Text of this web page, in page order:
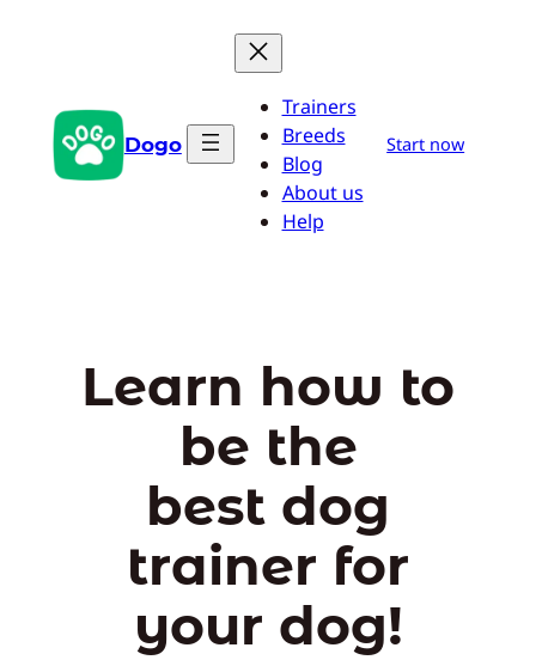
Dogo
Trainers
Breeds
Blog
About us
Help
Start now
Learn how to
be the
best dog
trainer for
your dog!